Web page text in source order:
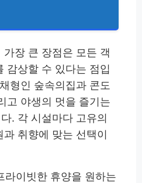
장 큰 장점은 모든 객
감상할 수 있다는 점입
형인 숲속의집과 콘도
고 야생의 멋을 즐기는
. 각 시설마다 고유의
취향에 맞는 선택이
라이빗한 휴양을 원하는